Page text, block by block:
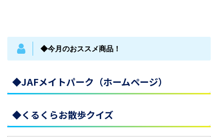
◆今月のおススメ商品！
◆JAFメイトパーク（ホームページ）
◆くるくらお散歩クイズ